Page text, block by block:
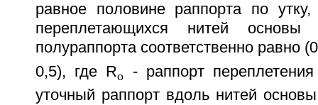
равное половине раппорта по
переплетающихся нитей
полураппорта соответственно равно
0,5), где Rо
- раппорт
уточный раппорт вдоль нитей